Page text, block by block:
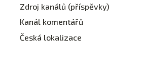
Zdroj kanálů (příspěvky)
Kanál komentářů
Česká lokalizace